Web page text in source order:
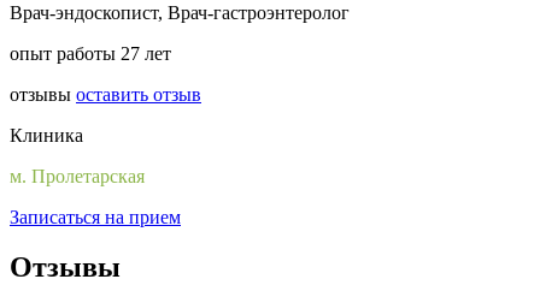
Врач-эндоскопист, Врач-гастроэнтеролог
опыт работы 27 лет
отзывы оставить отзыв
Клиника
м. Пролетарская
Записаться на прием
Отзывы